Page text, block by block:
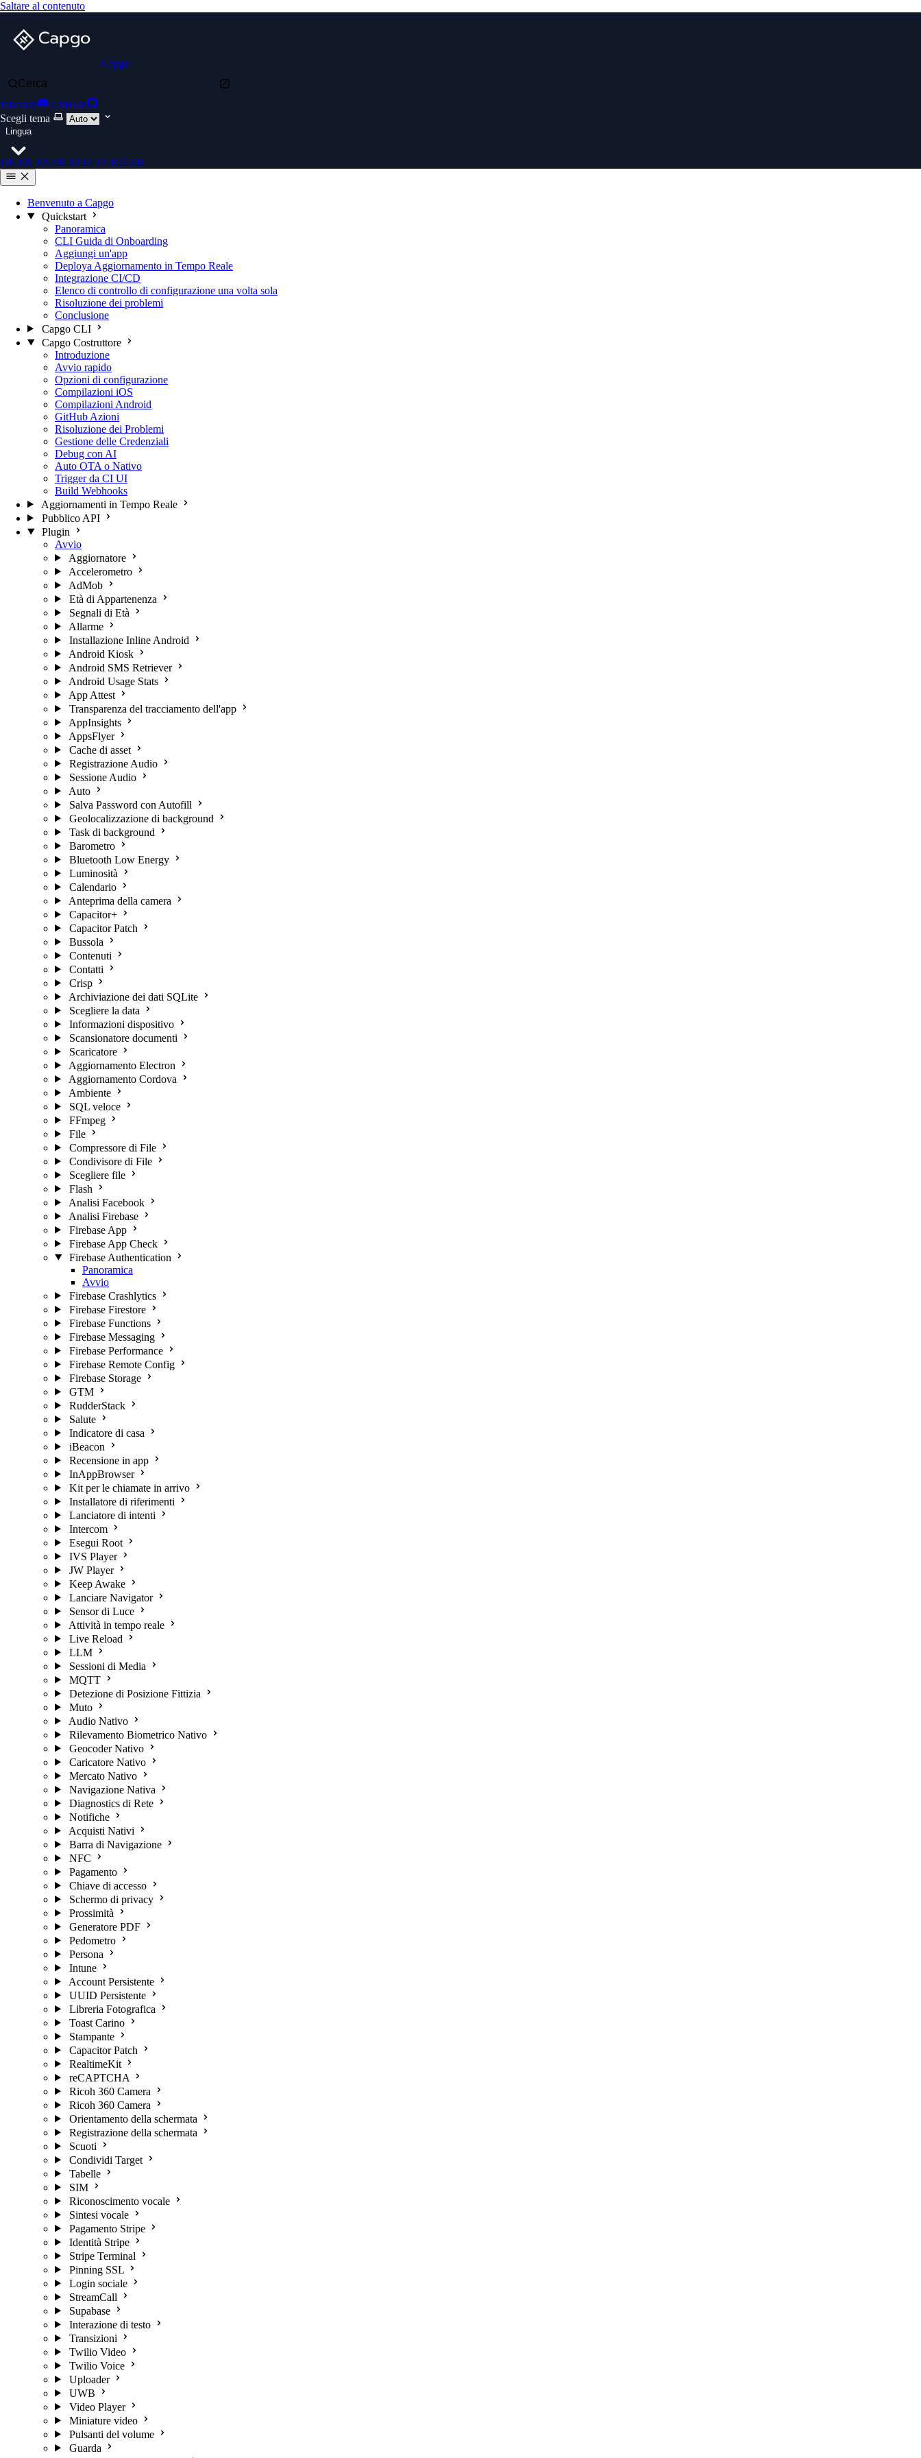
Saltare al contenuto
Capgo
Cerca
Discord
GitHub
Scegli tema
Lingua
DE EN ES FR ID IT JA KO ZH
Benvenuto a Capgo
Quickstart
Panoramica
CLI Guida di Onboarding
Aggiungi un'app
Deploya Aggiornamento in Tempo Reale
Integrazione CI/CD
Elenco di controllo di configurazione una volta sola
Risoluzione dei problemi
Conclusione
Capgo CLI
Capgo Costruttore
Introduzione
Avvio rapido
Opzioni di configurazione
Compilazioni iOS
Compilazioni Android
GitHub Azioni
Risoluzione dei Problemi
Gestione delle Credenziali
Debug con AI
Auto OTA o Nativo
Trigger da CI UI
Build Webhooks
Aggiornamenti in Tempo Reale
Pubblico API
Plugin
Avvio
Aggiornatore
Accelerometro
AdMob
Età di Appartenenza
Segnali di Età
Allarme
Installazione Inline Android
Android Kiosk
Android SMS Retriever
Android Usage Stats
App Attest
Transparenza del tracciamento dell'app
AppInsights
AppsFlyer
Cache di asset
Registrazione Audio
Sessione Audio
Auto
Salva Password con Autofill
Geolocalizzazione di background
Task di background
Barometro
Bluetooth Low Energy
Luminosità
Calendario
Anteprima della camera
Capacitor+
Capacitor Patch
Bussola
Contenuti
Contatti
Crisp
Archiviazione dei dati SQLite
Scegliere la data
Informazioni dispositivo
Scansionatore documenti
Scaricatore
Aggiornamento Electron
Aggiornamento Cordova
Ambiente
SQL veloce
FFmpeg
File
Compressore di File
Condivisore di File
Scegliere file
Flash
Analisi Facebook
Analisi Firebase
Firebase App
Firebase App Check
Firebase Authentication
Panoramica
Avvio
Firebase Crashlytics
Firebase Firestore
Firebase Functions
Firebase Messaging
Firebase Performance
Firebase Remote Config
Firebase Storage
GTM
RudderStack
Salute
Indicatore di casa
iBeacon
Recensione in app
InAppBrowser
Kit per le chiamate in arrivo
Installatore di riferimenti
Lanciatore di intenti
Intercom
Esegui Root
IVS Player
JW Player
Keep Awake
Lanciare Navigator
Sensor di Luce
Attività in tempo reale
Live Reload
LLM
Sessioni di Media
MQTT
Detezione di Posizione Fittizia
Muto
Audio Nativo
Rilevamento Biometrico Nativo
Geocoder Nativo
Caricatore Nativo
Mercato Nativo
Navigazione Nativa
Diagnostics di Rete
Notifiche
Acquisti Nativi
Barra di Navigazione
NFC
Pagamento
Chiave di accesso
Schermo di privacy
Prossimità
Generatore PDF
Pedometro
Persona
Intune
Account Persistente
UUID Persistente
Libreria Fotografica
Toast Carino
Stampante
Capacitor Patch
RealtimeKit
reCAPTCHA
Ricoh 360 Camera
Ricoh 360 Camera
Orientamento della schermata
Registrazione della schermata
Scuoti
Condividi Target
Tabelle
SIM
Riconoscimento vocale
Sintesi vocale
Pagamento Stripe
Identità Stripe
Stripe Terminal
Pinning SSL
Login sociale
StreamCall
Supabase
Interazione di testo
Transizioni
Twilio Video
Twilio Voice
Uploader
UWB
Video Player
Miniature video
Pulsanti del volume
Guarda